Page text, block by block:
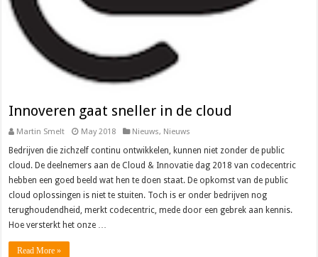
Innoveren gaat sneller in de cloud
Martin Smelt May 2018 Nieuws, Nieuws
Bedrijven die zichzelf continu ontwikkelen, kunnen niet zonder de public
cloud. De deelnemers aan de Cloud & Innovatie dag 2018 van codecentric
hebben een goed beeld wat hen te doen staat. De opkomst van de public
cloud oplossingen is niet te stuiten. Toch is er onder bedrijven nog
terughoudendheid, merkt codecentric, mede door een gebrek aan kennis.
Hoe versterkt het onze …
Read More »